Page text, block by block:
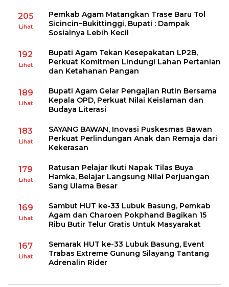
205
Lihat
Pemkab Agam Matangkan Trase Baru Tol
Sicincin–Bukittinggi, Bupati : Dampak
Sosialnya Lebih Kecil
192
Lihat
Bupati Agam Tekan Kesepakatan LP2B,
Perkuat Komitmen Lindungi Lahan Pertanian
dan Ketahanan Pangan
189
Lihat
Bupati Agam Gelar Pengajian Rutin Bersama
Kepala OPD, Perkuat Nilai Keislaman dan
Budaya Literasi
183
Lihat
SAYANG BAWAN, Inovasi Puskesmas Bawan
Perkuat Perlindungan Anak dan Remaja dari
Kekerasan
179
Lihat
Ratusan Pelajar Ikuti Napak Tilas Buya
Hamka, Belajar Langsung Nilai Perjuangan
Sang Ulama Besar
169
Lihat
Sambut HUT ke-33 Lubuk Basung, Pemkab
Agam dan Charoen Pokphand Bagikan 15
Ribu Butir Telur Gratis Untuk Masyarakat
167
Lihat
Semarak HUT ke-33 Lubuk Basung, Event
Trabas Extreme Gunung Silayang Tantang
Adrenalin Rider